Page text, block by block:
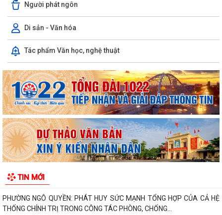
Người phát ngôn
Di sản - Văn hóa
Tác phẩm Văn học, nghệ thuật
TIN MỚI
PHƯỜNG NGÔ QUYỀN THÔNG TIN VỀ VỤ CHÁY TẠI ĐƯỜNG TRẦN
KHÁNH DƯ
DANH SÁCH ĐĂNG KÝ KINH DOANH THÁNG 7/2026
Phường Ngô Quyền trao tặng sách giáo khoa, đồng phục cho 307 học
sinh có hoàn cảnh khó khăn trước...
Phường Ngô Quyền đẩy mạnh công tác phòng, chống ma túy và nhân
rộng các mô hình an ninh trật tự tại...
THƯ CẢM ƠN – NIỀM TIN CỦA NHÂN DÂN DÀNH CHO CHÍNH QUYỀN
PHƯỜNG NGÔ QUYỀN: PHÁT HUY SỨC MẠNH TỔNG HỢP CỦA CẢ HỆ
THỐNG CHÍNH TRỊ TRONG CÔNG TÁC PHÒNG, CHỐNG...